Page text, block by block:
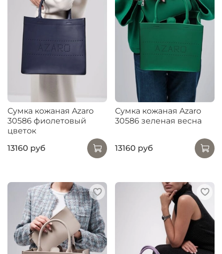
Сумка кожаная Azaro
30586 фиолетовый
цветок
13160 руб
Сумка кожаная Azaro
30586 зеленая весна
13160 руб